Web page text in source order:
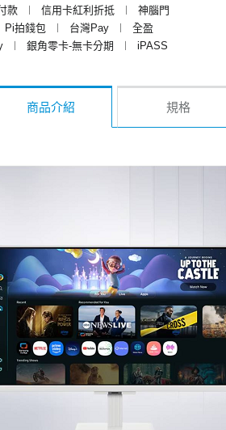
款 ︱ 信用卡紅利折抵 ︱
神腦門
Pi拍錢包 ︱ 台灣Pay ︱
全盈
︱ 銀角零卡-無卡分期 ︱
iPASS
商品介紹 規格